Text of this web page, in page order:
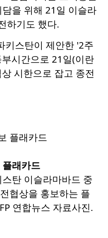
을 위해 21일 이슬라
하기도 했다.
키스탄이 제안한 '2주
시간으로 21일(이란
시한으로 잡고 종전
래카드
탄 이슬라마바드 중
협상을 홍보하는 플
연합뉴스 자료사진.